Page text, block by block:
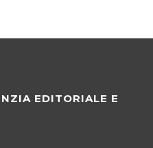
EDITORIALE E